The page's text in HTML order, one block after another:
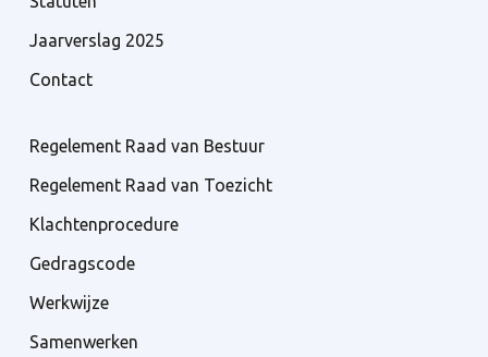
Jaarverslag 2025
Contact
Regelement Raad van Bestuur
Regelement Raad van Toezicht
Klachtenprocedure
Gedragscode
Werkwijze
Samenwerken